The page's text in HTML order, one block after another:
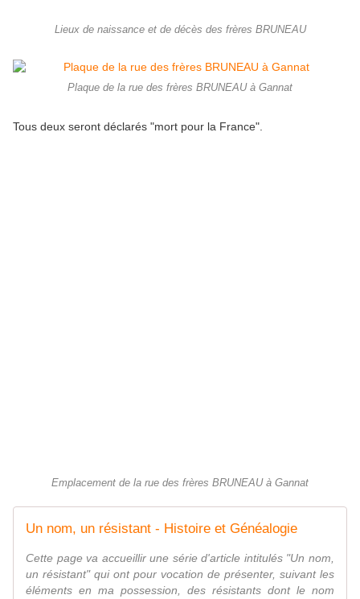
Lieux de naissance et de décès des frères BRUNEAU
Plaque de la rue des frères BRUNEAU à Gannat
Tous deux seront déclarés "mort pour la France".
Emplacement de la rue des frères BRUNEAU à Gannat
Un nom, un résistant - Histoire et Généalogie
Cette page va accueillir une série d'article intitulés "Un nom,
un résistant" qui ont pour vocation de présenter, suivant les
éléments en ma possession, des résistants dont le nom